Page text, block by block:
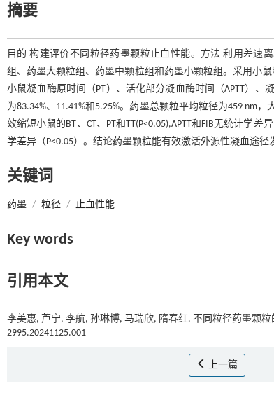
摘要
目的 构建评价不同粒径药墨颗粒止血性能。方法 利用差速
组、药墨大颗粒组、药墨中颗粒组和药墨小颗粒组。采用小
小鼠凝血酶原时间（PT）、活化部分凝血酶时间（APTT）、
为83.34%、11.41%和5.25%。药墨总颗粒平均粒径为459 nm
效缩短小鼠的BT、CT、PT和TT(P<0.05),APTT和FIB无统计学
学差异（P<0.05）。结论药墨颗粒能有效激活外源性凝血途
关键词
药墨 / 粒径 / 止血性能
Key words
引用本文
李美惠, 芦宁, 李航, 孙琳博, 马瑞欣, 隋春红. 不同粒径药墨颗粒
2995.20241125.001
上一篇